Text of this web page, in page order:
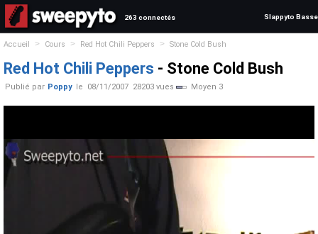
263 connectés Slappyto Basse
Accueil > Cours > Red Hot Chili Peppers > Stone Cold Bush
Red Hot Chili Peppers - Stone Cold Bush
Publié par Poppy le 08/11/2007 28203 vues Moyen 3